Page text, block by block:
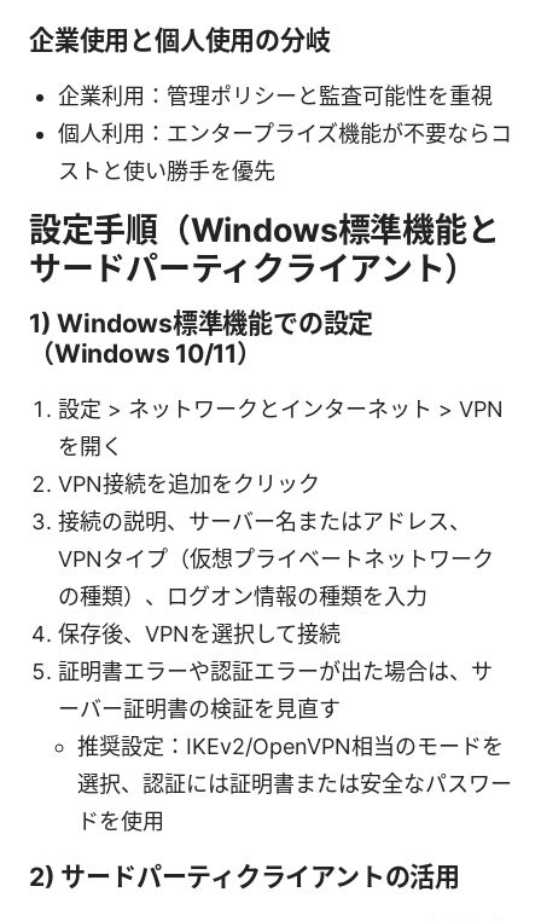
企業使用と個人使用の分岐
企業利用：管理ポリシーと監査可能性を重視
個人利用：エンタープライズ機能が不要ならコ
ストと使い勝手を優先
設定手順（Windows標準機能と
サードパーティクライアント）
1) Windows標準機能での設定
（Windows 10/11）
設定 > ネットワークとインターネット > VPN
を開く
VPN接続を追加をクリック
接続の説明、サーバー名またはアドレス、
VPNタイプ（仮想プライベートネットワーク
の種類）、ログオン情報の種類を入力
保存後、VPNを選択して接続
証明書エラーや認証エラーが出た場合は、サ
ーバー証明書の検証を見直す
推奨設定：IKEv2/OpenVPN相当のモードを
選択、認証には証明書または安全なパスワー
ドを使用
2) サードパーティクライアントの活用